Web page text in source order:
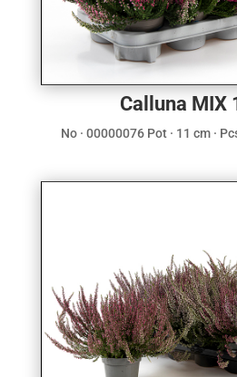
Calluna MIX
No · 00000076 Pot · 11 cm ·